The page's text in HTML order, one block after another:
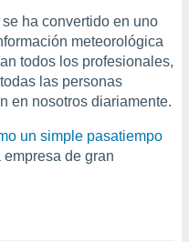
ha convertido en uno
meteorológica
todos los profesionales,
las personas
en nosotros diariamente.
un simple pasatiempo
de gran